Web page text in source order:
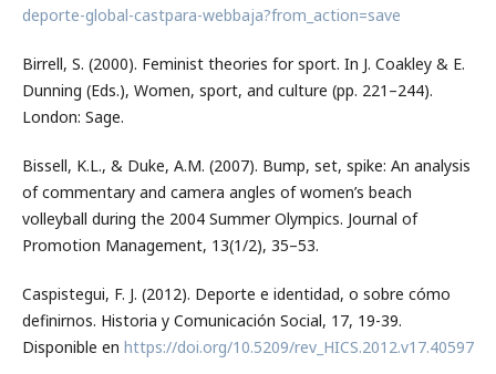
deporte-global-castpara-webbaja?from_action=save
Birrell, S. (2000). Feminist theories for sport. In J. Coakley & E.
Dunning (Eds.), Women, sport, and culture (pp. 221–244).
London: Sage.
Bissell, K.L., & Duke, A.M. (2007). Bump, set, spike: An analysis
of commentary and camera angles of women’s beach
volleyball during the 2004 Summer Olympics. Journal of
Promotion Management, 13(1/2), 35–53.
Caspistegui, F. J. (2012). Deporte e identidad, o sobre cómo
definirnos. Historia y Comunicación Social, 17, 19-39.
Disponible en https://doi.org/10.5209/rev_HICS.2012.v17.40597